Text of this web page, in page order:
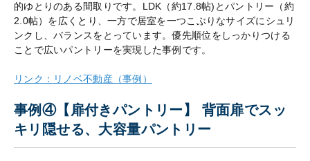
的ゆとりのある間取りです。LDK（約17.8帖)とパントリー（約
2.0帖）を広くとり、一方で居室を一つこぶりなサイズにシュリ
ンクし、バランスをとっています。優先順位をしっかりつける
ことで広いパントリーを実現した事例です。
リンク：リノベ不動産（事例）
事例④【扉付きパントリー】 背面扉でスッ
キリ隠せる、大容量パントリー